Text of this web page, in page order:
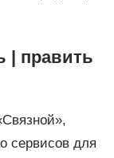
| править
сервисов для